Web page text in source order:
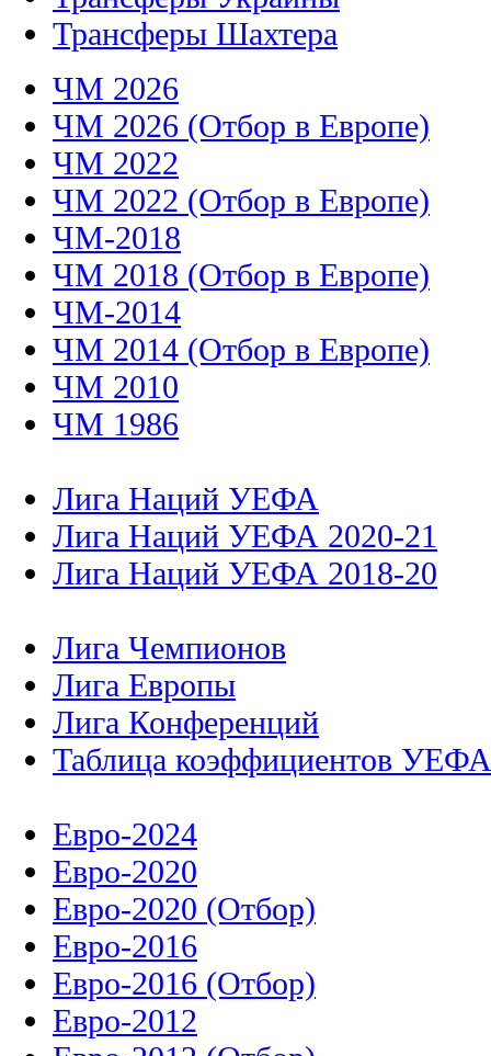
Трансферы Шахтера
ЧМ 2026
ЧМ 2026 (Отбор в Европе)
ЧМ 2022
ЧМ 2022 (Отбор в Европе)
ЧМ-2018
ЧМ 2018 (Отбор в Европе)
ЧМ-2014
ЧМ 2014 (Отбор в Европе)
ЧМ 2010
ЧМ 1986
Лига Наций УЕФА
Лига Наций УЕФА 2020-21
Лига Наций УЕФА 2018-20
Лига Чемпионов
Лига Европы
Лига Конференций
Таблица коэффициентов УЕФА
Евро-2024
Евро-2020
Евро-2020 (Отбор)
Евро-2016
Евро-2016 (Отбор)
Евро-2012